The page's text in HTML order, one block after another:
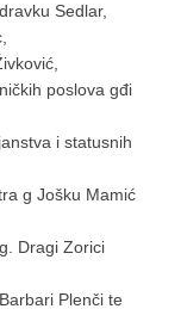
Sedlar,
poslova gđi
i statusnih
g Jošku Mamić
Dragi Zorici
Plenči te